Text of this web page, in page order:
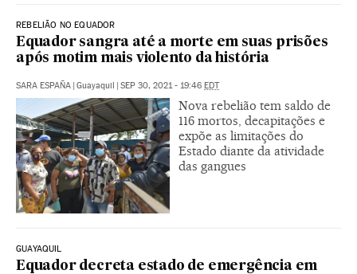
REBELIÃO NO EQUADOR
Equador sangra até a morte em suas prisões
após motim mais violento da história
SARA ESPAÑA | Guayaquil | SEP 30, 2021 - 19:46 EDT
Nova rebelião tem saldo de
116 mortos, decapitações e
expõe as limitações do
Estado diante da atividade
das gangues
GUAYAQUIL
Equador decreta estado de emergência em